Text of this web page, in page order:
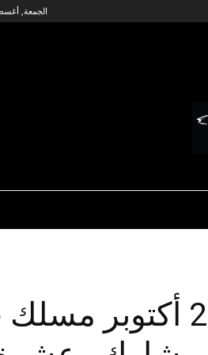
الجمعة, أغسطس
سباق قرطاج يوم 2 أكتوبر